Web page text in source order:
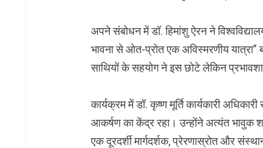
अपने संबोधन में डॉ. हिमांशु ऐरन ने
भावना से ओत-प्रोत एक अविस्मरणीय
साथियों के सहयोग ने इस छोटे लेकिन
कार्यक्रम में डॉ. कृष्ण मूर्ति कार्यकारी
आकर्षण का केंद्र रहा। उन्होंने अत्यंत भावुक
एक दूरदर्शी मार्गदर्शक, प्रेरणास्रोत और